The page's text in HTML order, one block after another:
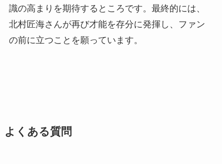
識の高まりを期待するところです。最終的には、
北村匠海さんが再び才能を存分に発揮し、ファン
の前に立つことを願っています。
よくある質問